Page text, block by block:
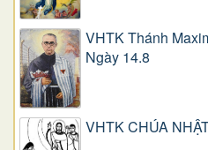
VHTK Thánh
Ngày 14.8
VHTK CHÚA